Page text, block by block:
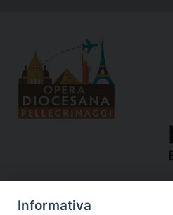
Informativa